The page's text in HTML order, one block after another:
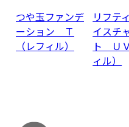
つや玉ファンデ
ーション Ｔ
（レフィル）
リフテ
イスチ
ト Ｕ
ィル）